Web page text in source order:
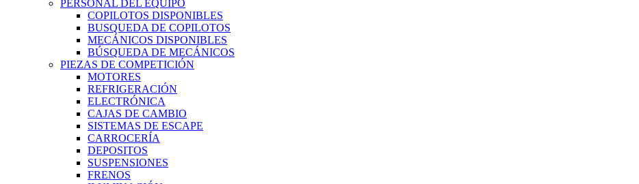
PERSONAL DEL EQUIPO
COPILOTOS DISPONIBLES
BUSQUEDA DE COPILOTOS
MECÁNICOS DISPONIBLES
BÚSQUEDA DE MECÁNICOS
PIEZAS DE COMPETICIÓN
MOTORES
REFRIGERACIÓN
ELECTRÓNICA
CAJAS DE CAMBIO
SISTEMAS DE ESCAPE
CARROCERÍA
DEPOSITOS
SUSPENSIONES
FRENOS